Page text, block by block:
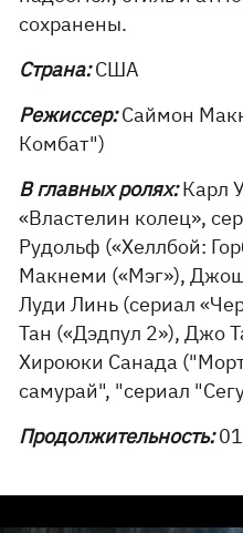
сохранены.
Страна:США
Режиссер:Саймон
Комбат")
В главных ролях:Карл
«Властелин колец»,
Рудольф («Хеллбой:
Макнеми («Мэг»),
Луди Линь (сериал
Тан («Дэдпул 2»), Джо
Хироюки Санада
самурай", "сериал
Продолжительность: